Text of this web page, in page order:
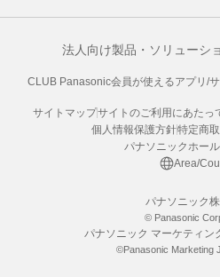
法人向け製品・ソリューシ
CLUB Panasonic会員が使えるアプリ/
サイトマップサイトのご利用にあたっ
個人情報保護方針特定商
パナソニックホー
Area/
パナソニック
© Panasonic
パナソニック マーケティン
©Panasonic Marketing